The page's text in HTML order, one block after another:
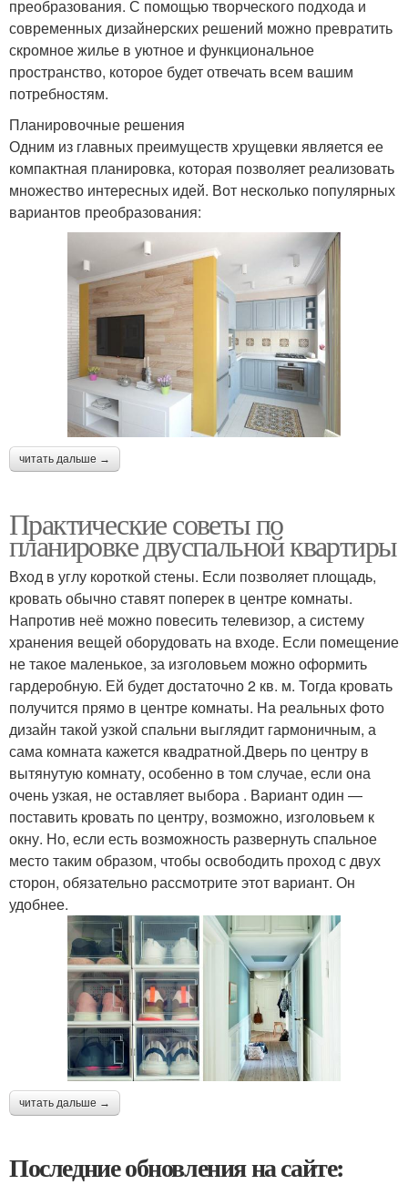
преобразования. С помощью творческого подхода и
современных дизайнерских решений можно превратить
скромное жилье в уютное и функциональное
пространство, которое будет отвечать всем вашим
потребностям.
Планировочные решения
Одним из главных преимуществ хрущевки является ее
компактная планировка, которая позволяет реализовать
множество интересных идей. Вот несколько популярных
вариантов преобразования:
читать дальше →
Практические советы по
планировке двуспальной квартиры
Вход в углу короткой стены. Если позволяет площадь,
кровать обычно ставят поперек в центре комнаты.
Напротив неё можно повесить телевизор, а систему
хранения вещей оборудовать на входе. Если помещение
не такое маленькое, за изголовьем можно оформить
гардеробную. Ей будет достаточно 2 кв. м. Тогда кровать
получится прямо в центре комнаты. На реальных фото
дизайн такой узкой спальни выглядит гармоничным, а
сама комната кажется квадратной.Дверь по центру в
вытянутую комнату, особенно в том случае, если она
очень узкая, не оставляет выбора . Вариант один —
поставить кровать по центру, возможно, изголовьем к
окну. Но, если есть возможность развернуть спальное
место таким образом, чтобы освободить проход с двух
сторон, обязательно рассмотрите этот вариант. Он
удобнее.
читать дальше →
Последние обновления на сайте: